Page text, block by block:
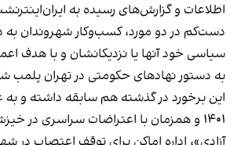
اطلاعات و گزارش‌های رسیده به
دست‌کم در دو مورد، کسب‌وکار شهروندان به
سیاسی خود آنها یا نزدیکانشان و با هدف
به دستور نهادهای حکومتی در تهران پلمب
این برخورد در گذشته هم سابقه داشته و به
۱۴۰۱ و همزمان با اعتراضات سراسری در